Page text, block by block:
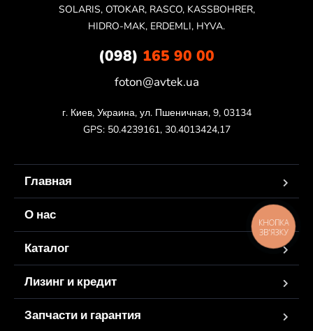
SOLARIS, OTOKAR, RASCO, KASSBOHRER,
HIDRO-MAK, ERDEMLI, HYVA.
(098) 165 90 00
foton@avtek.ua
г. Киев, Украина, ул. Пшеничная, 9, 03134
GPS: 50.4239161, 30.4013424,17
Главная
О нас
Каталог
Лизинг и кредит
Запчасти и гарантия
КНОПКА
ЗВ'ЯЗКУ